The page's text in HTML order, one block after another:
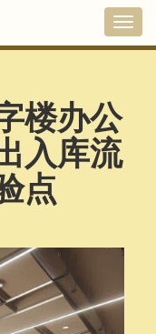
切
楼办公
入库流
点